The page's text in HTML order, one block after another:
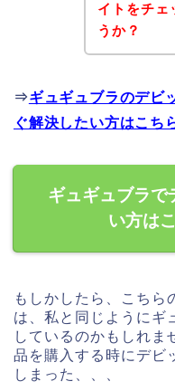
イトをチェ
うか？
⇒ギュギュブラのデビ
ぐ解決したい方はこち
ギュギュブラで
い方は
もしかしたら、こちら
は、私と同じようにギ
しているのかもしれま
品を購入する時にデビ
しまった、、、